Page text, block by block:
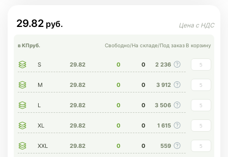
29.82
в КПруб. Свободно/На складе/Под заказ В корзину
S 29.82 0 0 2 236
M 29.82 0 0 3 912
L 29.82 0 0 3 506
XL 29.82 0 0 1 615
XXL 29.82 0 0 559